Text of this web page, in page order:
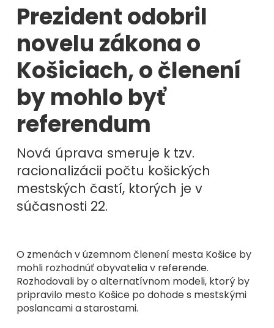
Prezident odobril
novelu zákona o
Košiciach, o členení
by mohlo byť
referendum
Nová úprava smeruje k tzv.
racionalizácii počtu košických
mestských častí, ktorých je v
súčasnosti 22.
O zmenách v územnom členení mesta Košice by
mohli rozhodnúť obyvatelia v referende.
Rozhodovali by o alternatívnom modeli, ktorý by
pripravilo mesto Košice po dohode s mestskými
poslancami a starostami.